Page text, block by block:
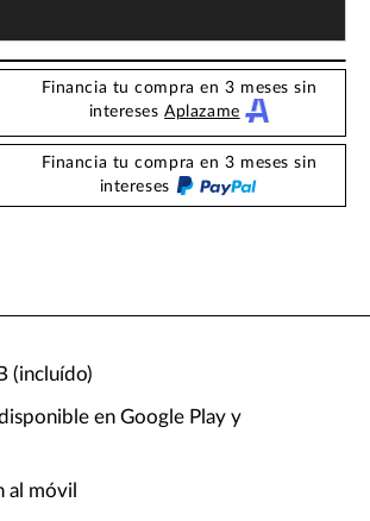
Financia tu compra en 3 meses sin
interesesAplazame
Financia tu compra en 3 meses sin
intereses
(incluído)
en Google Play y
al móvil